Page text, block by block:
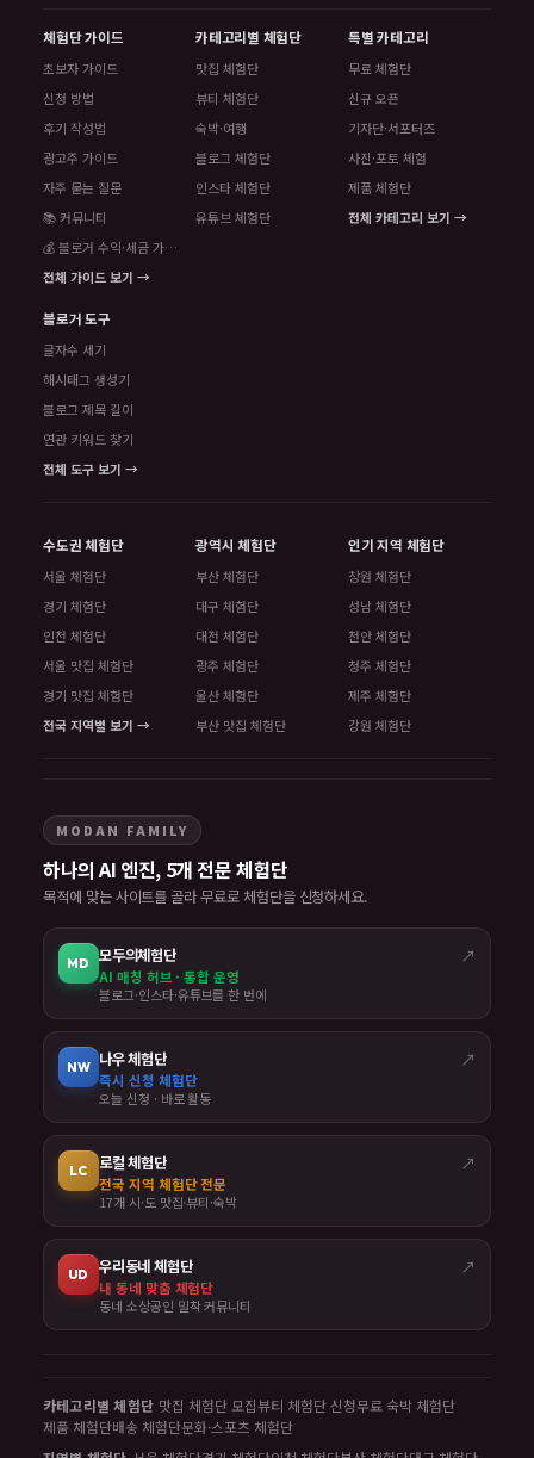
체험단 가이드
초보자 가이드
신청 방법
후기 작성법
광고주 가이드
자주 묻는 질문
📚 커뮤니티
💰 블로거 수익·세금 가이드
전체 가이드 보기 →
카테고리별 체험단
맛집 체험단
뷰티 체험단
숙박·여행
블로그 체험단
인스타 체험단
유튜브 체험단
특별 카테고리
무료 체험단
신규 오픈
기자단·서포터즈
사진·포토 체험
제품 체험단
전체 카테고리 보기 →
블로거 도구
글자수 세기
해시태그 생성기
블로그 제목 길이
연관 키워드 찾기
전체 도구 보기 →
수도권 체험단
서울 체험단
경기 체험단
인천 체험단
서울 맛집 체험단
경기 맛집 체험단
전국 지역별 보기 →
광역시 체험단
부산 체험단
대구 체험단
대전 체험단
광주 체험단
울산 체험단
부산 맛집 체험단
인기 지역 체험단
창원 체험단
성남 체험단
천안 체험단
청주 체험단
제주 체험단
강원 체험단
MODAN FAMILY
하나의 AI 엔진, 5개 전문 체험단
목적에 맞는 사이트를 골라 무료로 체험단을 신청하세요.
MD 모두의체험단 ↗
AI 매칭 허브 · 통합 운영
블로그·인스타·유튜브를 한 번에
NW 나우 체험단 ↗
즉시 신청 체험단
오늘 신청 · 바로 활동
LC 로컬 체험단 ↗
전국 지역 체험단 전문
17개 시·도 맛집·뷰티·숙박
UD 우리동네 체험단 ↗
내 동네 맞춤 체험단
동네 소상공인 밀착 커뮤니티
카테고리별 체험단 맛집 체험단 모집뷰티 체험단 신청무료 숙박 체험단
제품 체험단배송 체험단문화·스포츠 체험단